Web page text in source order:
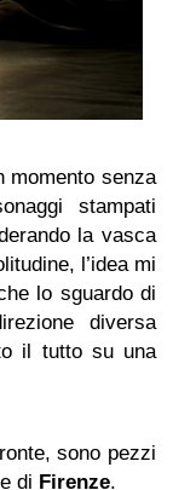
momento senza
stampati
la vasca
l’idea mi
lo sguardo di
diversa
il tutto su una
sono pezzi
di Firenze.